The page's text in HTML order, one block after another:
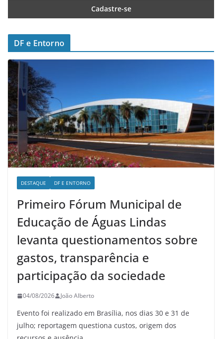
DF e Entorno
DESTAQUE DF E ENTORNO
Primeiro Fórum Municipal de
Educação de Águas Lindas
levanta questionamentos sobre
gastos, transparência e
participação da sociedade
04/08/2026 João Alberto
Evento foi realizado em Brasília, nos dias 30 e 31 de
julho; reportagem questiona custos, origem dos